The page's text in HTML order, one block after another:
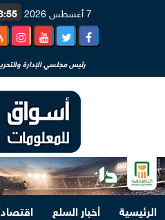
7 أغسطس 2026
رئيس مجلسي الإدارة
الرئيسية أخبار السلع اقتصاد